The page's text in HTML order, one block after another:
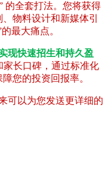
的全套打法。您将获得
物料设计和新媒体引
最大痛点。
现快速招生和持久盈
长口碑，通过标准化
您的投资回报率。
可以为您发送更详细的